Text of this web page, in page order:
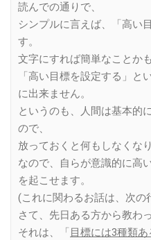
読んでの通りで、
シンプルに言えば、「高い
す。
文字にすれば簡単なことか
「高い目標を設定する」と
に出来ません。
というのも、人間は基本的
ので、
放っておくと何もしなくなり
なので、自らが意識的に高
を起こせます。
(これに関わるお話は、次の
さて、先日ある方から教わ
それは、「 目標には3種類あ